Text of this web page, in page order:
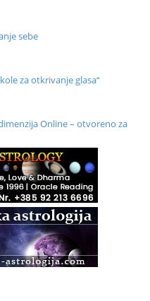
sebe
za otkrivanje glasa“
Online – otvoreno za
i Online